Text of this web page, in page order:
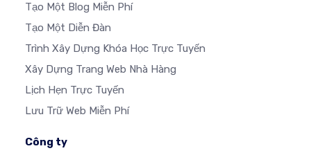
Tạo Một Blog Miễn Phí
Tạo Một Diễn Đàn
Trình Xây Dựng Khóa Học Trực Tuyến
Xây Dựng Trang Web Nhà Hàng
Lịch Hẹn Trực Tuyến
Lưu Trữ Web Miễn Phí
Công ty